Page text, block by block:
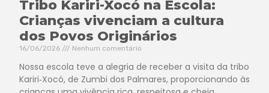
Tribo Kariri-Xocó na Escola:
Crianças vivenciam a cultura
dos Povos Originários
16/06/2026 Nenhum comentário
Nossa escola teve a alegria de receber a visita da tribo
Kariri‑Xocó, de Zumbi dos Palmares, proporcionando às